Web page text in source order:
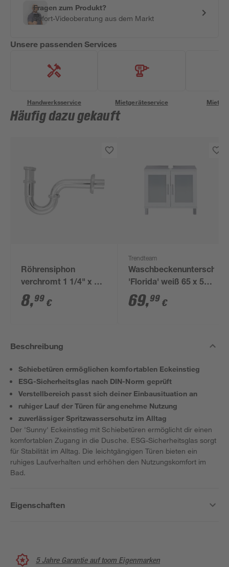
Fragen zum Produkt?
Sofort-Videoberatung aus dem Markt
Unsere passenden Services
Handwerksservice Mietgeräteservice
Häufig dazu gekauft
Röhrensiphon
verchromt 1 1/4" x 32
mm
8,99 €
Trendteam
'Florida' weiß 65 x 56
x 33 cm
69,99 €
Beschreibung
Schiebetüren ermöglichen komfortablen Eckeinstieg
ESG-Sicherheitsglas nach DIN-Norm geprüft
Verstellbereich passt sich deiner Einbausituation an
ruhiger Lauf der Türen für angenehme Nutzung
zuverlässiger Spritzwasserschutz im Alltag
Der 'Sunny' Eckeinstieg mit Schiebetüren ermöglicht dir einen
komfortablen Zugang in die Dusche. ESG-Sicherheitsglas sorgt
für Stabilität im Alltag. Die leichtgängigen Türen bieten ein
ruhiges Laufverhalten und erhöhen den Nutzungskomfort im
Bad.
Eigenschaften
5 Jahre Garantie auf toom Eigenmarken